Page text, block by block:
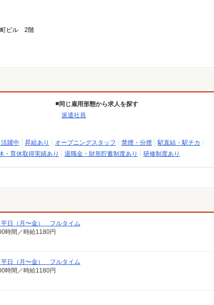
町ビル 2階
同じ雇用形態から求人を探す
派遣社員
躍中 昇給あり オープニングスタッフ 禁煙・分煙
駅直結・駅チカ
・育休取得実績あり 退職金・財形貯蓄制度あり 研修制度あり
平日（月〜金） フルタイム
時間／時給1180円
平日（月〜金） フルタイム
時間／時給1180円